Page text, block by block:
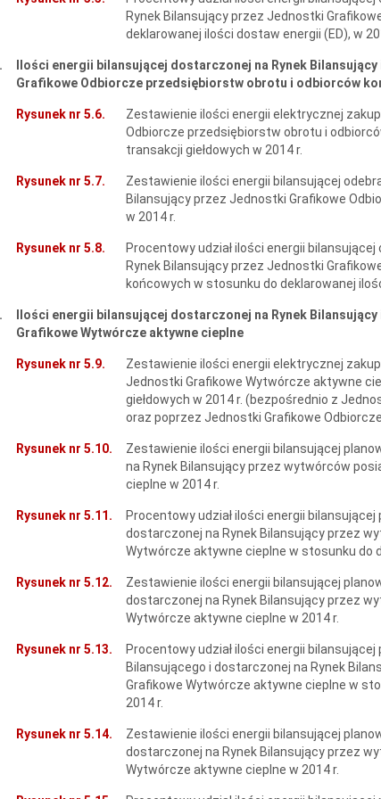
Rynek Bilansujący przez Jednostki
deklarowanej ilości dostaw energii (ED), w
Ilości energii bilansującej dostarczonej na Rynek
Grafikowe Odbiorcze przedsiębiorstw obrotu i odbiorców
Rysunek nr 5.6.
Zestawienie ilości energii elektrycznej
Odbiorcze przedsiębiorstw obrotu i
transakcji giełdowych w 2014 r.
Rysunek nr 5.7.
Zestawienie ilości energii bilansującej
Bilansujący przez Jednostki Grafikowe
w 2014 r.
Rysunek nr 5.8.
Procentowy udział ilości energii
Rynek Bilansujący przez Jednostki
końcowych w stosunku do deklarowanej
Ilości energii bilansującej dostarczonej na Rynek
Grafikowe Wytwórcze aktywne cieplne
Rysunek nr 5.9.
Zestawienie ilości energii elektrycznej
Jednostki Grafikowe Wytwórcze aktywne
giełdowych w 2014 r. (bezpośrednio z
oraz poprzez Jednostki Grafikowe
Rysunek nr 5.10.
Zestawienie ilości energii bilansującej
na Rynek Bilansujący przez wytwórców
cieplne w 2014 r.
Rysunek nr 5.11.
Procentowy udział ilości energii
dostarczonej na Rynek Bilansujący przez
Wytwórcze aktywne cieplne w stosunku do
Rysunek nr 5.12.
Zestawienie ilości energii bilansującej
dostarczonej na Rynek Bilansujący przez
Wytwórcze aktywne cieplne w 2014 r.
Rysunek nr 5.13.
Procentowy udział ilości energii
Bilansującego i dostarczonej na Rynek
Grafikowe Wytwórcze aktywne cieplne w
2014 r.
Rysunek nr 5.14.
Zestawienie ilości energii bilansującej
dostarczonej na Rynek Bilansujący przez
Wytwórcze aktywne cieplne w 2014 r.